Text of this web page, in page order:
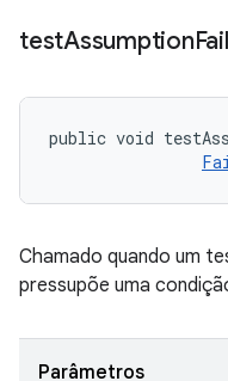
testAssumption
public void
Chamado quando um
pressupõe uma
Parâmetros